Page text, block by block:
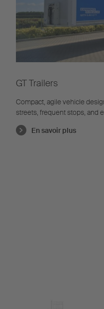
GT Trailers
Compact, agile vehicle
streets, frequent stops, and
En savoir plus